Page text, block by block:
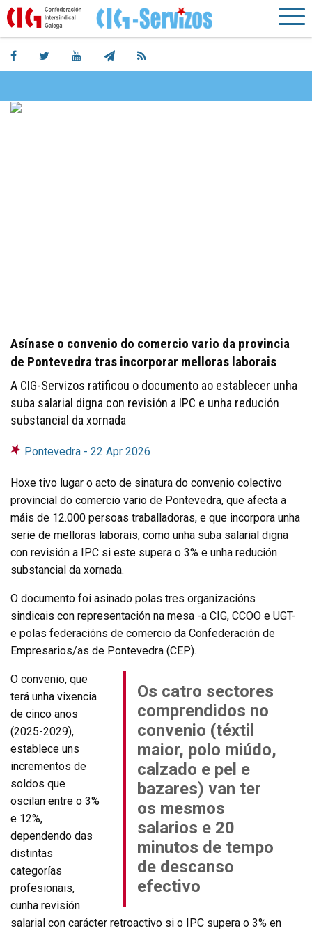
Asínase o convenio do comercio vario da provincia
de Pontevedra tras incorporar melloras laborais
A CIG-Servizos ratificou o documento ao establecer unha
suba salarial digna con revisión a IPC e unha redución
substancial da xornada
Pontevedra - 22 Apr 2026
Hoxe tivo lugar o acto de sinatura do convenio colectivo
provincial do comercio vario de Pontevedra, que afecta a
máis de 12.000 persoas traballadoras, e que incorpora unha
serie de melloras laborais, como unha suba salarial digna
con revisión a IPC si este supera o 3% e unha redución
substancial da xornada.
O documento foi asinado polas tres organizacións
sindicais con representación na mesa -a CIG, CCOO e UGT-
e polas federacións de comercio da Confederación de
Empresarios/as de Pontevedra (CEP).
Os catro sectores
comprendidos no
convenio (téxtil
maior, polo miúdo,
calzado e pel e
bazares) van ter
os mesmos
salarios e 20
minutos de tempo
de descanso
efectivo
O convenio, que
terá unha vixencia
de cinco anos
(2025-2029),
establece uns
incrementos de
soldos que
oscilan entre o 3%
e 12%,
dependendo das
distintas
categorías
profesionais,
cunha revisión
salarial con carácter retroactivo si o IPC supera o 3% en